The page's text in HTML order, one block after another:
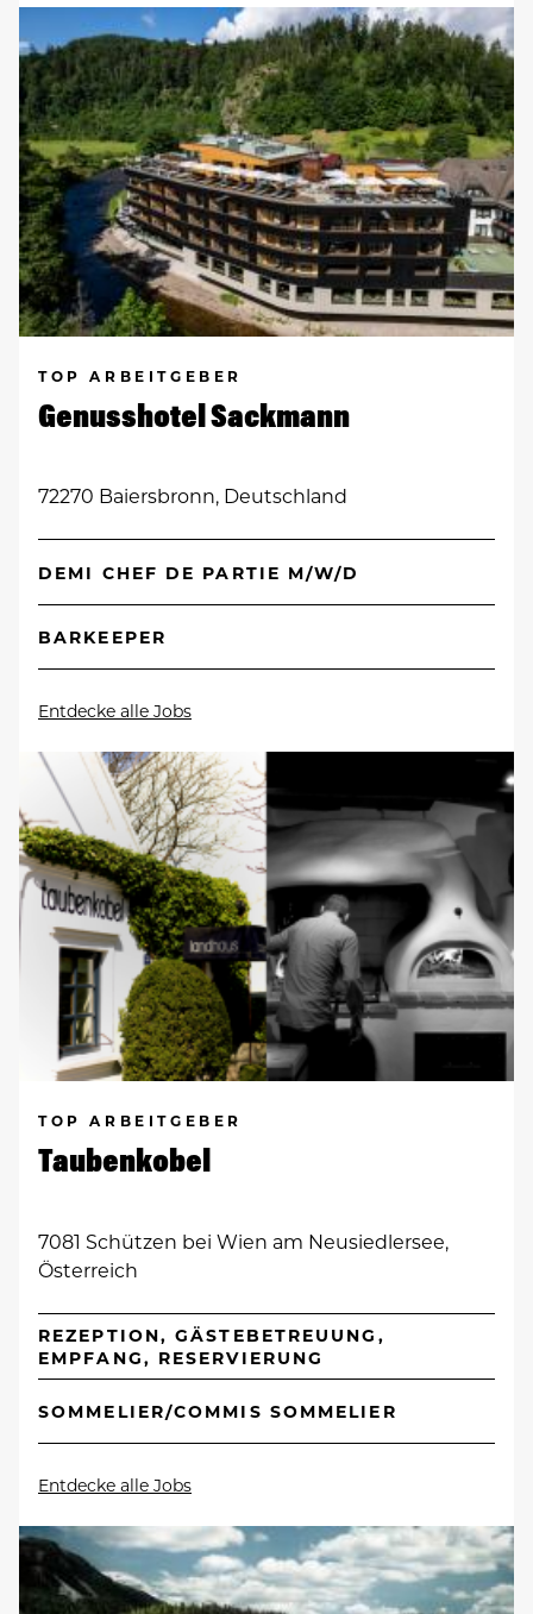
TOP ARBEITGEBER
Genusshotel Sackmann
72270 Baiersbronn, Deutschland
DEMI CHEF DE PARTIE M/W/D
BARKEEPER
Entdecke alle Jobs
TOP ARBEITGEBER
Taubenkobel
7081 Schützen bei Wien am Neusiedlersee,
Österreich
REZEPTION, GÄSTEBETREUUNG,
EMPFANG, RESERVIERUNG
SOMMELIER/COMMIS SOMMELIER
Entdecke alle Jobs